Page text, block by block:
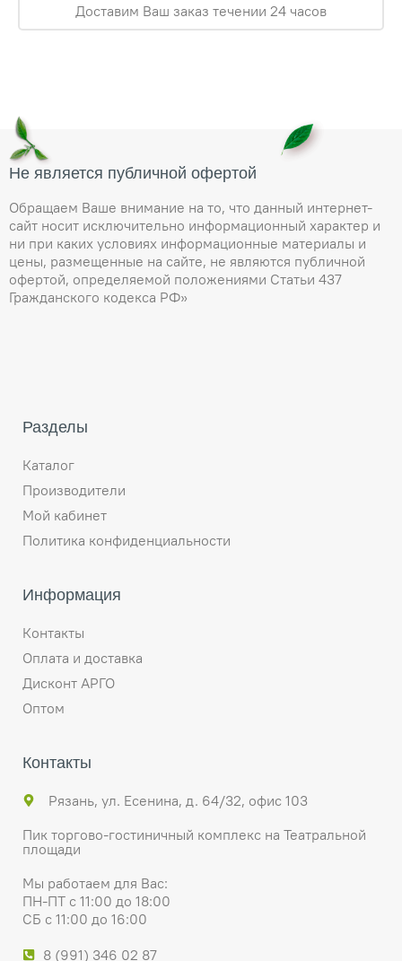
Доставим Ваш заказ течении 24 часов
Не является публичной офертой
Обращаем Ваше внимание на то, что данный интернет-
сайт носит исключительно информационный характер и
ни при каких условиях информационные материалы и
цены, размещенные на сайте, не являются публичной
офертой, определяемой положениями Статьи 437
Гражданского кодекса РФ»
Разделы
Каталог
Производители
Мой кабинет
Политика конфиденциальности
Информация
Контакты
Оплата и доставка
Дисконт АРГО
Оптом
Контакты
Рязань, ул. Есенина, д. 64/32, офис 103
Пик торгово-гостиничный комплекс на Театральной
площади
Мы работаем для Вас:
ПН-ПТ с 11:00 до 18:00
СБ с 11:00 до 16:00
8 (991) 346 02 87